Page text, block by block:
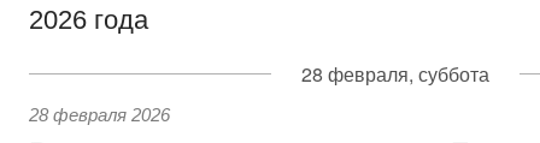
2026 года
28 февраля, суббота
28 февраля 2026